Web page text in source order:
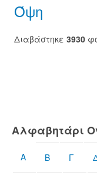
Όψη
Διαβάστηκε 3930
Αλφαβητάρι
Α Β Γ